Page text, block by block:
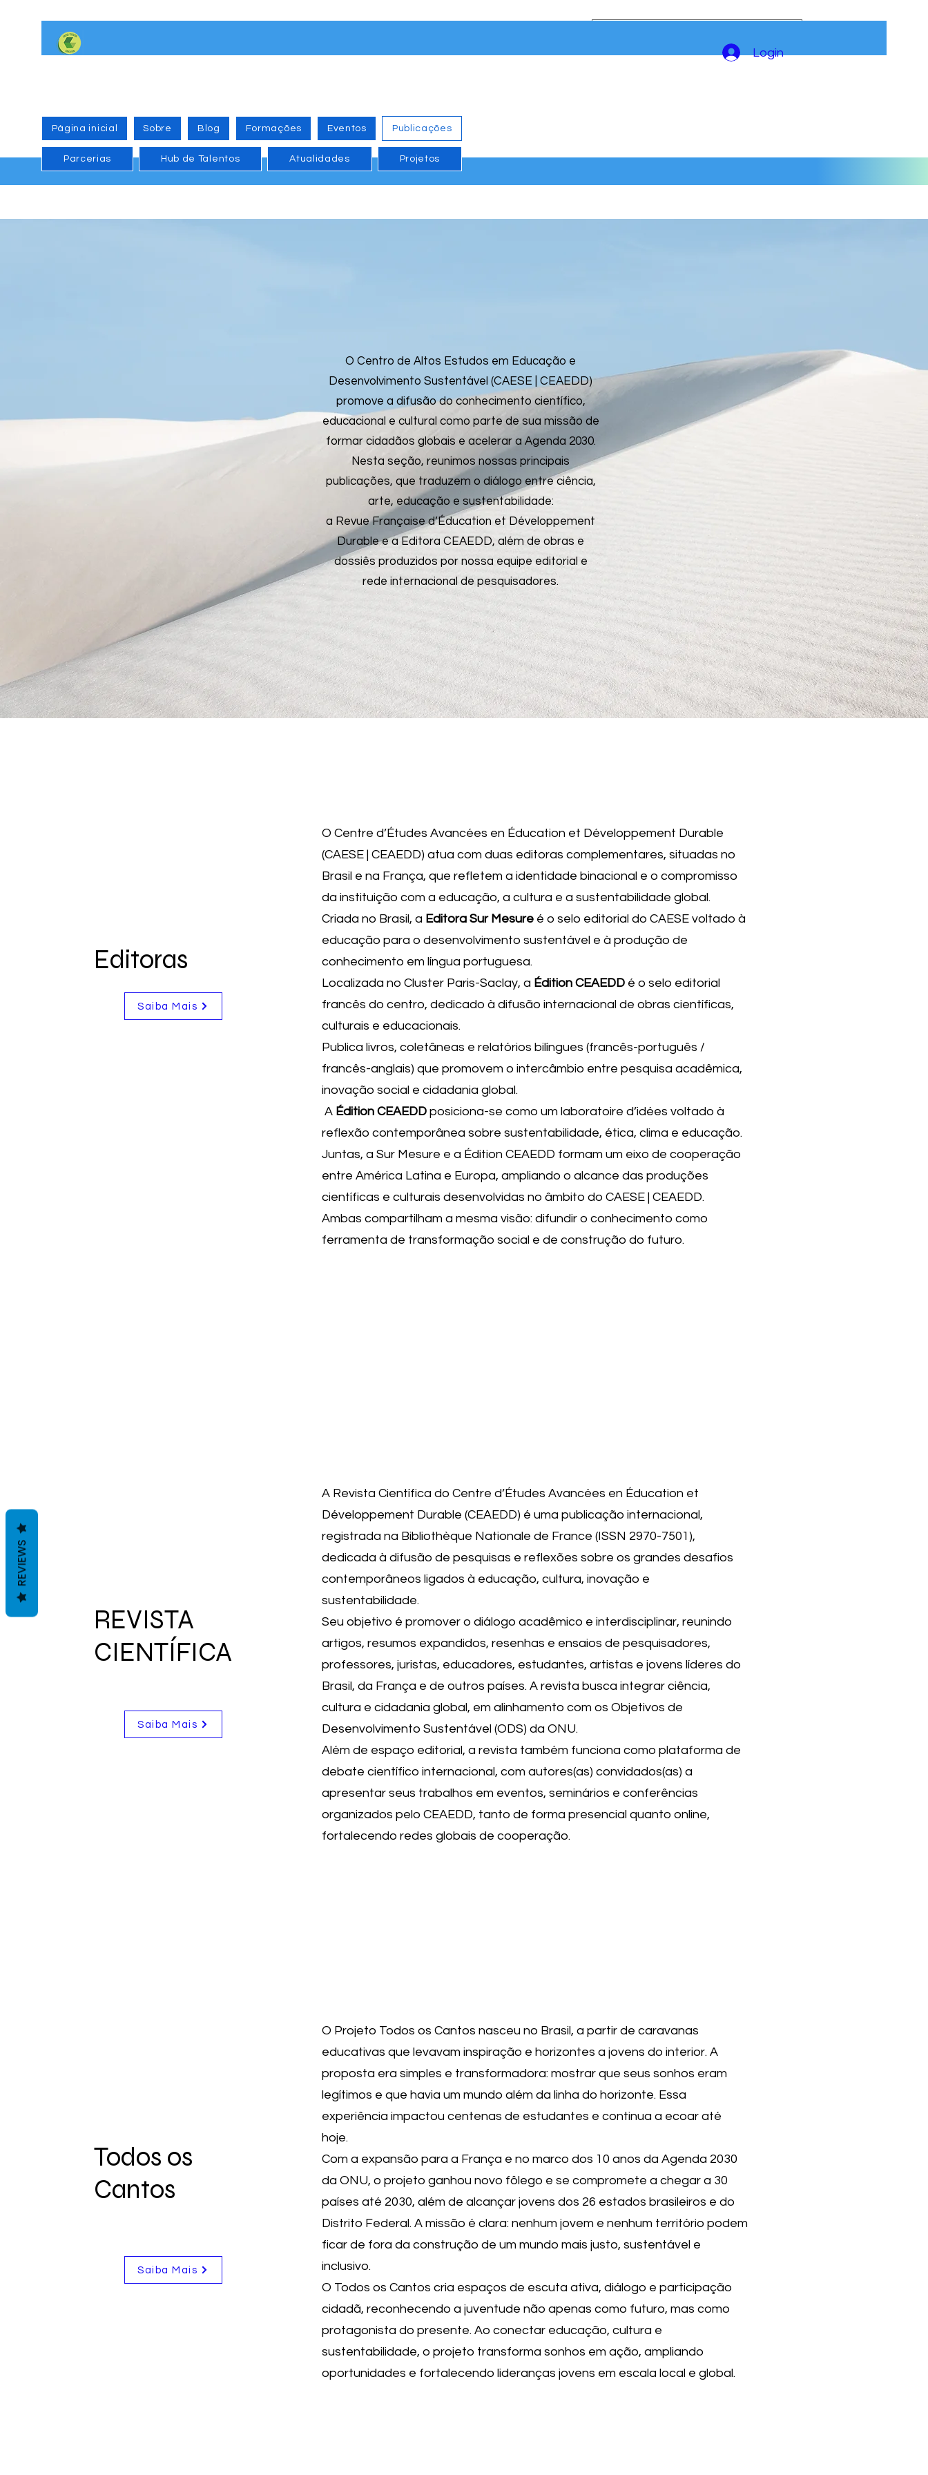
Login
Página inicial Sobre Blog Formações Eventos Publicações
Parcerias Hub de Talentos Atualidades Projetos
O Centro de Altos Estudos em Educação e
Desenvolvimento Sustentável (CAESE | CEAEDD)
promove a difusão do conhecimento científico,
educacional e cultural como parte de sua missão de
formar cidadãos globais e acelerar a Agenda 2030.
Nesta seção, reunimos nossas principais
publicações, que traduzem o diálogo entre ciência,
arte, educação e sustentabilidade:
a Revue Française d’Éducation et Développement
Durable e a Editora CEAEDD, além de obras e
dossiês produzidos por nossa equipe editorial e
rede internacional de pesquisadores.
Editoras
Saiba Mais
O Centre d’Études Avancées en Éducation et Développement Durable
(CAESE | CEAEDD) atua com duas editoras complementares, situadas no
Brasil e na França, que refletem a identidade binacional e o compromisso
da instituição com a educação, a cultura e a sustentabilidade global.
Criada no Brasil, a Editora Sur Mesureé o selo editorial do CAESE voltado à
educação para o desenvolvimento sustentável e à produção de
conhecimento em língua portuguesa.
Localizada no Cluster Paris-Saclay, a Édition CEAEDDé o selo editorial
francês do centro, dedicado à difusão internacional de obras científicas,
culturais e educacionais.
Publica livros, coletâneas e relatórios bilíngues (francês-português /
francês-anglais) que promovem o intercâmbio entre pesquisa acadêmica,
inovação social e cidadania global.
A Édition CEAEDD posiciona-se como um laboratoire d’idées voltado à
reflexão contemporânea sobre sustentabilidade, ética, clima e educação.
Juntas, a Sur Mesure e a Édition CEAEDD formam um eixo de cooperação
entre América Latina e Europa, ampliando o alcance das produções
científicas e culturais desenvolvidas no âmbito do CAESE | CEAEDD.
Ambas compartilham a mesma visão: difundir o conhecimento como
ferramenta de transformação social e de construção do futuro.
REVISTA
CIENTÍFICA
Saiba Mais
A Revista Científica do Centre d’Études Avancées en Éducation et
Développement Durable (CEAEDD) é uma publicação internacional,
registrada na Bibliothèque Nationale de France (ISSN 2970-7501),
dedicada à difusão de pesquisas e reflexões sobre os grandes desafios
contemporâneos ligados à educação, cultura, inovação e
sustentabilidade.
Seu objetivo é promover o diálogo acadêmico e interdisciplinar, reunindo
artigos, resumos expandidos, resenhas e ensaios de pesquisadores,
professores, juristas, educadores, estudantes, artistas e jovens líderes do
Brasil, da França e de outros países. A revista busca integrar ciência,
cultura e cidadania global, em alinhamento com os Objetivos de
Desenvolvimento Sustentável (ODS) da ONU.
Além de espaço editorial, a revista também funciona como plataforma de
debate científico internacional, com autores(as) convidados(as) a
apresentar seus trabalhos em eventos, seminários e conferências
organizados pelo CEAEDD, tanto de forma presencial quanto online,
fortalecendo redes globais de cooperação.
Todos os
Cantos
Saiba Mais
O Projeto Todos os Cantos nasceu no Brasil, a partir de caravanas
educativas que levavam inspiração e horizontes a jovens do interior. A
proposta era simples e transformadora: mostrar que seus sonhos eram
legítimos e que havia um mundo além da linha do horizonte. Essa
experiência impactou centenas de estudantes e continua a ecoar até
hoje.
Com a expansão para a França e no marco dos 10 anos da Agenda 2030
da ONU, o projeto ganhou novo fôlego e se compromete a chegar a 30
países até 2030, além de alcançar jovens dos 26 estados brasileiros e do
Distrito Federal. A missão é clara: nenhum jovem e nenhum território podem
ficar de fora da construção de um mundo mais justo, sustentável e
inclusivo.
O Todos os Cantos cria espaços de escuta ativa, diálogo e participação
cidadã, reconhecendo a juventude não apenas como futuro, mas como
protagonista do presente. Ao conectar educação, cultura e
sustentabilidade, o projeto transforma sonhos em ação, ampliando
oportunidades e fortalecendo lideranças jovens em escala local e global.
REVIEWS